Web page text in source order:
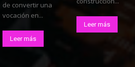
de convertir una
vocación en...
Leer más
Leer más